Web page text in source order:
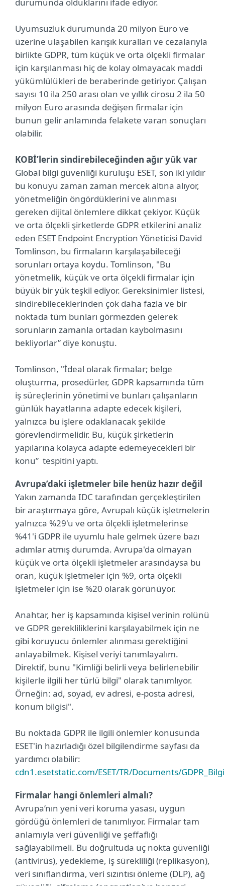
Uyumsuzluk durumunda 20 milyon Euro ve
üzerine ulaşabilen karışık kuralları ve cezalarıyla
birlikte GDPR, tüm küçük ve orta ölçekli firmalar
için karşılanması hiç de kolay olmayacak maddi
yükümlülükleri de beraberinde getiriyor. Çalışan
sayısı 10 ila 250 arası olan ve yıllık cirosu 2 ila 50
milyon Euro arasında değişen firmalar için
bunun gelir anlamında felakete varan sonuçları
olabilir.
KOBİ’lerin sindirebileceğinden ağır yük var
Global bilgi güvenliği kuruluşu ESET, son iki yıldır
bu konuyu zaman zaman mercek altına alıyor,
yönetmeliğin öngördüklerini ve alınması
gereken dijital önlemlere dikkat çekiyor. Küçük
ve orta ölçekli şirketlerde GDPR etkilerini analiz
eden ESET Endpoint Encryption Yöneticisi David
Tomlinson, bu firmaların karşılaşabileceği
sorunları ortaya koydu. Tomlinson, "Bu
yönetmelik, küçük ve orta ölçekli firmalar için
büyük bir yük teşkil ediyor. Gereksinimler listesi,
sindirebileceklerinden çok daha fazla ve bir
noktada tüm bunları görmezden gelerek
sorunların zamanla ortadan kaybolmasını
bekliyorlar” diye konuştu.
Tomlinson, "İdeal olarak firmalar; belge
oluşturma, prosedürler, GDPR kapsamında tüm
iş süreçlerinin yönetimi ve bunları çalışanların
günlük hayatlarına adapte edecek kişileri,
yalnızca bu işlere odaklanacak şekilde
görevlendirmelidir. Bu, küçük şirketlerin
yapılarına kolayca adapte edemeyecekleri bir
konu” tespitini yaptı.
Avrupa’daki işletmeler bile henüz hazır değil
Yakın zamanda IDC tarafından gerçekleştirilen
bir araştırmaya göre, Avrupalı küçük işletmelerin
yalnızca %29'u ve orta ölçekli işletmelerinse
%41'i GDPR ile uyumlu hale gelmek üzere bazı
adımlar atmış durumda. Avrupa'da olmayan
küçük ve orta ölçekli işletmeler arasındaysa bu
oran, küçük işletmeler için %9, orta ölçekli
işletmeler için ise %20 olarak görünüyor.
Anahtar, her iş kapsamında kişisel verinin rolünü
ve GDPR gerekliliklerini karşılayabilmek için ne
gibi koruyucu önlemler alınması gerektiğini
anlayabilmek. Kişisel veriyi tanımlayalım.
Direktif, bunu "Kimliği belirli veya belirlenebilir
kişilerle ilgili her türlü bilgi" olarak tanımlıyor.
Örneğin: ad, soyad, ev adresi, e-posta adresi,
konum bilgisi".
Bu noktada GDPR ile ilgili önlemler konusunda
ESET'in hazırladığı özel bilgilendirme sayfası da
yardımcı olabilir:
cdn1.esetstatic.com/ESET/TR/Documents/
Firmalar hangi önlemleri almalı?
Avrupa’nın yeni veri koruma yasası, uygun
gördüğü önlemleri de tanımlıyor. Firmalar tam
anlamıyla veri güvenliği ve şeffaflığı
sağlayabilmeli. Bu doğrultuda uç nokta güvenliği
(antivirüs), yedekleme, iş sürekliliği (replikasyon),
veri sınıflandırma, veri sızıntısı önleme (DLP), ağ